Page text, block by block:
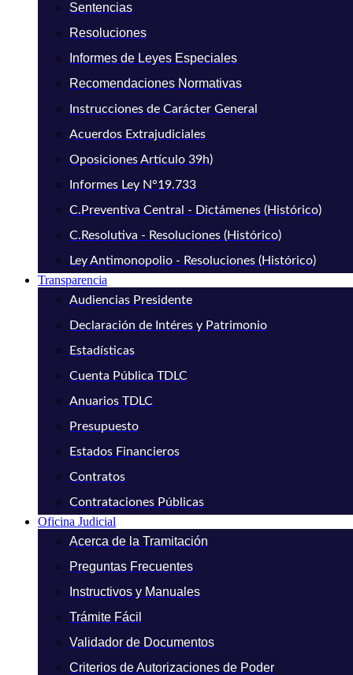
Sentencias
Resoluciones
Informes de Leyes Especiales
Recomendaciones Normativas
Instrucciones de Carácter General
Acuerdos Extrajudiciales
Oposiciones Artículo 39h)
Informes Ley N°19.733
C.Preventiva Central - Dictámenes (Histórico)
C.Resolutiva - Resoluciones (Histórico)
Ley Antimonopolio - Resoluciones (Histórico)
Transparencia
Audiencias Presidente
Declaración de Intéres y Patrimonio
Estadísticas
Cuenta Pública TDLC
Anuarios TDLC
Presupuesto
Estados Financieros
Contratos
Contrataciones Públicas
Oficina Judicial
Acerca de la Tramitación
Preguntas Frecuentes
Instructivos y Manuales
Trámite Fácil
Validador de Documentos
Criterios de Autorizaciones de Poder